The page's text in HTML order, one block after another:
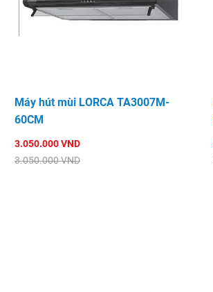
Máy hút mùi LORCA TA3007M-
60CM
3.050.000 VND
3.050.000 VND